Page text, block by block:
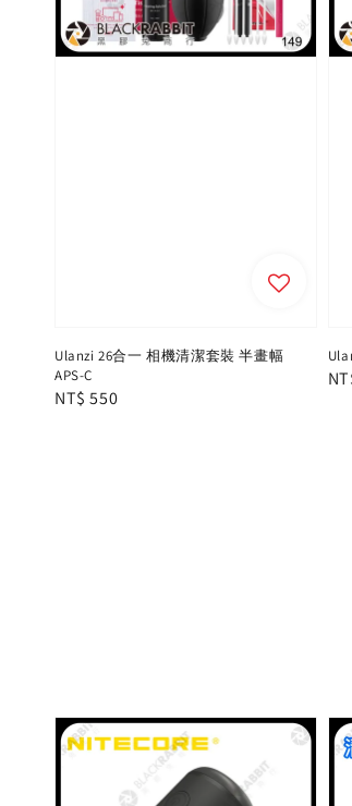
Ulanzi 26合一 相機清潔套裝 半畫幅
APS-C
Regular
NT$ 550